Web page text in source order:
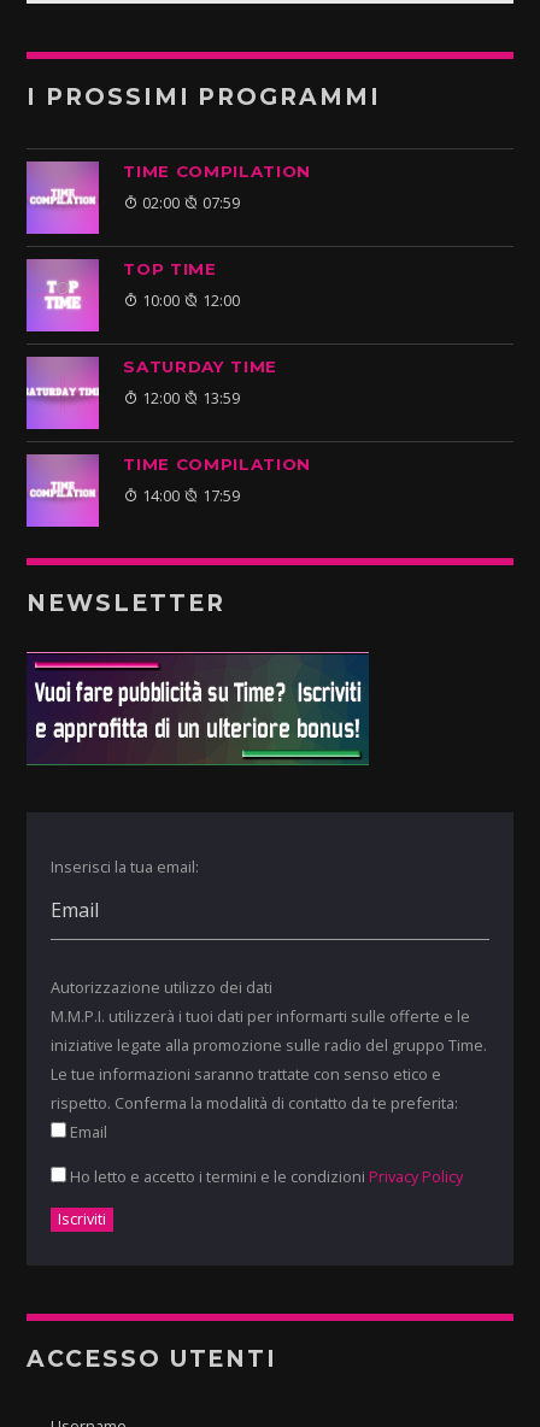
I PROSSIMI PROGRAMMI
TIME COMPILATION
02:00 07:59
TOP TIME
10:00 12:00
SATURDAY TIME
12:00 13:59
TIME COMPILATION
14:00 17:59
NEWSLETTER
Inserisci la tua email:
Autorizzazione utilizzo dei dati
M.M.P.I. utilizzerà i tuoi dati per informarti sulle offerte e le
iniziative legate alla promozione sulle radio del gruppo Time.
Le tue informazioni saranno trattate con senso etico e
rispetto. Conferma la modalità di contatto da te preferita:
Email
Ho letto e accetto i termini e le condizioni Privacy Policy
ACCESSO UTENTI